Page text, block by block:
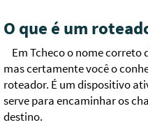
O que é um
Em Tcheco o nome
mas certamente você o
roteador. É um dispositivo
serve para encaminhar os
destino.